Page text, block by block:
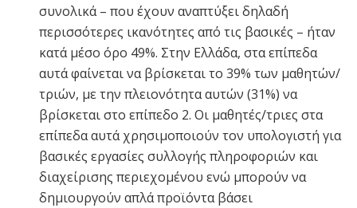
συνολικά – που έχουν αναπτύξει δηλαδή
περισσότερες ικανότητες από τις βασικές – ήταν
κατά μέσο όρο 49%. Στην Ελλάδα, στα επίπεδα
αυτά φαίνεται να βρίσκεται το 39% των μαθητών/
τριών, με την πλειονότητα αυτών (31%) να
βρίσκεται στο επίπεδο 2. Οι μαθητές/τριες στα
επίπεδα αυτά χρησιμοποιούν τον υπολογιστή για
βασικές εργασίες συλλογής πληροφοριών και
διαχείρισης περιεχομένου ενώ μπορούν να
δημιουργούν απλά προϊόντα βάσει